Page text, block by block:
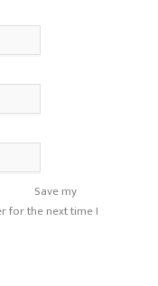
Save my
for the next time I